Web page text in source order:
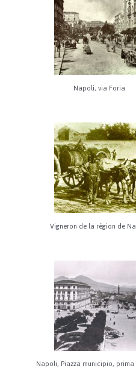
Napoli, via Foria
Vigneron de la région de
Napoli, Piazza municipio,